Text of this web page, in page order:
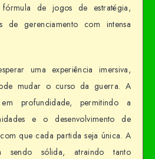
de jogos de estratégia,
de gerenciamento com intensa
uma experiência imersiva,
mudar o curso da guerra. A
profundidade, permitindo a
e o desenvolvimento de
que cada partida seja única. A
sendo sólida, atraindo tanto